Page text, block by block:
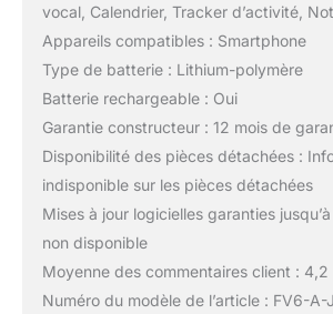
etc. Vous
effectuer un
entraînement
entraînement
efficaces,
avec
historique
montre
vous aider à
vocal, Calendrier, Tracker d’activité,
Appareils compatibles : Smartphone
Type de batterie : Lithium-polymère
Batterie rechargeable : Oui
Garantie constructeur : 12 mois de
Disponibilité des pièces détachées :
indisponible sur les pièces détachées
Mises à jour logicielles garanties
non disponible
Moyenne des commentaires client : 4,2
Numéro du modèle de l’article : FV6-A-